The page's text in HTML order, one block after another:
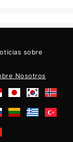
sobre
Nosotros